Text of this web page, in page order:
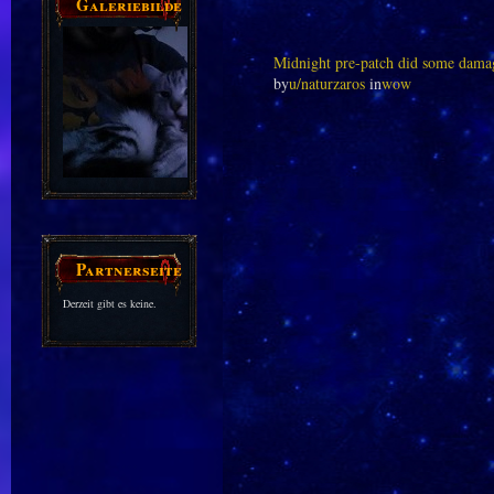
Partnerseiten
Derzeit gibt es keine.
Midnight pre-patch did some
byu/naturzarosinwow